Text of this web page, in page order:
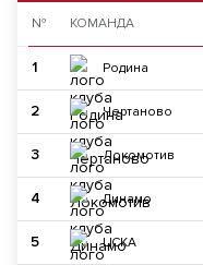
№ КОМАНДА
1 Родина
2 Чертаново
3 Локомотив
4 Динамо
5 ЦСКА